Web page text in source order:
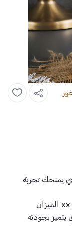
يمنحك تجربة
من متجر العواد للعود نقدم لكم "دهن العود xx الميزان
بجودته